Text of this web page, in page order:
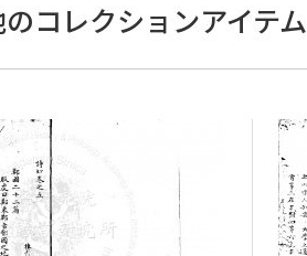
コレクションアイテム